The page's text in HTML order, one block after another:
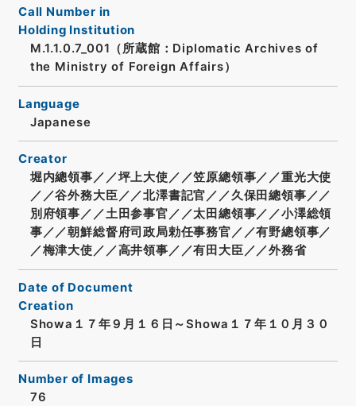
Call Number in
Holding Institution
M.1.1.0.7_001（所蔵館：Diplomatic Archives of
the Ministry of Foreign Affairs）
Language
Japanese
Creator
堀内總領事／／坪上大使／／笠原總領事／／重光大使
／／谷外務大臣／／北澤書記官／／久保田總領事／／
別府領事／／土田参事官／／太田總領事／／小澤総領
事／／朝鮮総督府司政局勅任事務官／／有野總領事／
／梅津大使／／高井領事／／有田大臣／／外務省
Date of Document
Creation
Showa１７年９月１６日～Showa１７年１０月３０
日
Number of Images
76